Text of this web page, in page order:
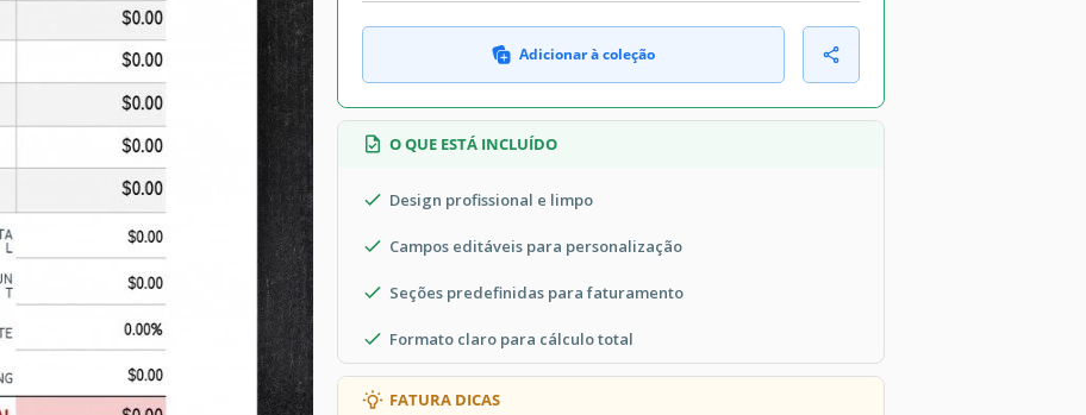
Adicionar à coleção
O QUE ESTÁ INCLUÍDO
Design profissional e limpo
Campos editáveis para personalização
Seções predefinidas para faturamento
Formato claro para cálculo total
FATURA DICAS